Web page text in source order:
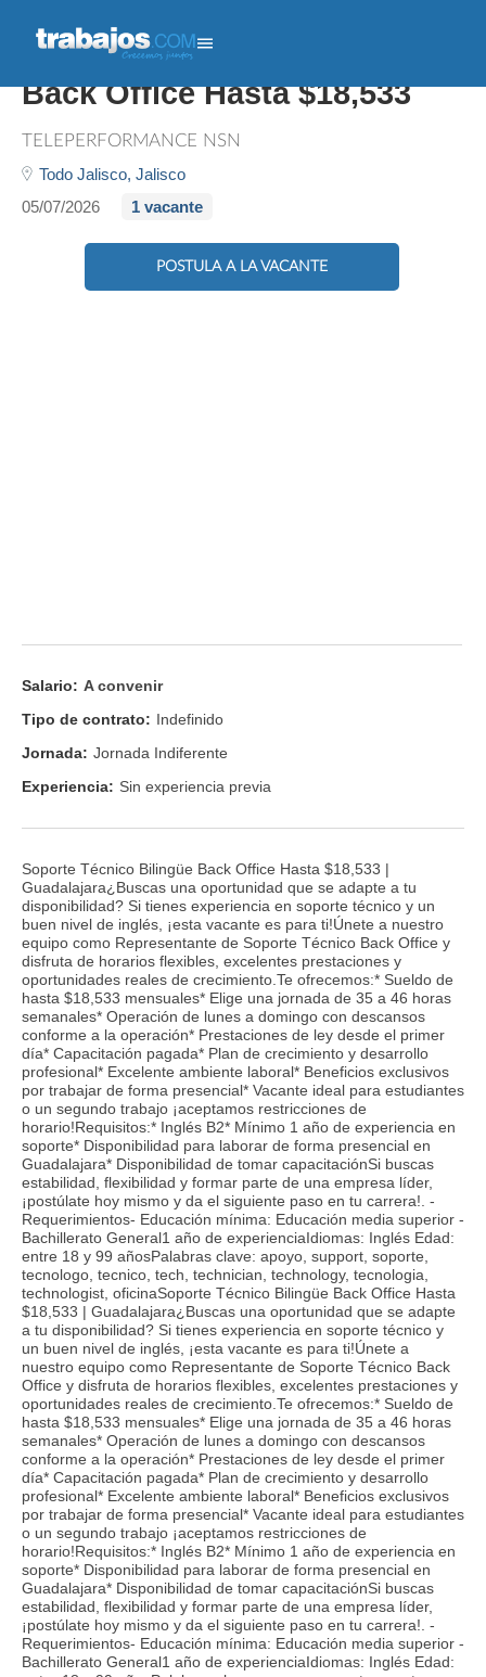
Soporte Técnico Bilingüe
Back Office Hasta $18,533
TELEPERFORMANCE NSN
Todo Jalisco, Jalisco
05/07/2026
1 vacante
POSTULA A LA VACANTE
Salario: A convenir
Tipo de contrato: Indefinido
Jornada: Jornada Indiferente
Experiencia: Sin experiencia previa
Soporte Técnico Bilingüe Back Office Hasta $18,533 |
Guadalajara¿Buscas una oportunidad que se adapte a tu
disponibilidad? Si tienes experiencia en soporte técnico y un
buen nivel de inglés, ¡esta vacante es para ti!Únete a nuestro
equipo como Representante de Soporte Técnico Back Office y
disfruta de horarios flexibles, excelentes prestaciones y
oportunidades reales de crecimiento.Te ofrecemos:* Sueldo de
hasta $18,533 mensuales* Elige una jornada de 35 a 46 horas
semanales* Operación de lunes a domingo con descansos
conforme a la operación* Prestaciones de ley desde el primer
día* Capacitación pagada* Plan de crecimiento y desarrollo
profesional* Excelente ambiente laboral* Beneficios exclusivos
por trabajar de forma presencial* Vacante ideal para estudiantes
o un segundo trabajo ¡aceptamos restricciones de
horario!Requisitos:* Inglés B2* Mínimo 1 año de experiencia en
soporte* Disponibilidad para laborar de forma presencial en
Guadalajara* Disponibilidad de tomar capacitaciónSi buscas
estabilidad, flexibilidad y formar parte de una empresa líder,
¡postúlate hoy mismo y da el siguiente paso en tu carrera!. -
Requerimientos- Educación mínima: Educación media superior -
Bachillerato General1 año de experienciaIdiomas: Inglés Edad:
entre 18 y 99 añosPalabras clave: apoyo, support, soporte,
tecnologo, tecnico, tech, technician, technology, tecnologia,
technologist, oficinaSoporte Técnico Bilingüe Back Office Hasta
$18,533 | Guadalajara¿Buscas una oportunidad que se adapte
a tu disponibilidad? Si tienes experiencia en soporte técnico y
un buen nivel de inglés, ¡esta vacante es para ti!Únete a
nuestro equipo como Representante de Soporte Técnico Back
Office y disfruta de horarios flexibles, excelentes prestaciones y
oportunidades reales de crecimiento.Te ofrecemos:* Sueldo de
hasta $18,533 mensuales* Elige una jornada de 35 a 46 horas
semanales* Operación de lunes a domingo con descansos
conforme a la operación* Prestaciones de ley desde el primer
día* Capacitación pagada* Plan de crecimiento y desarrollo
profesional* Excelente ambiente laboral* Beneficios exclusivos
por trabajar de forma presencial* Vacante ideal para estudiantes
o un segundo trabajo ¡aceptamos restricciones de
horario!Requisitos:* Inglés B2* Mínimo 1 año de experiencia en
soporte* Disponibilidad para laborar de forma presencial en
Guadalajara* Disponibilidad de tomar capacitaciónSi buscas
estabilidad, flexibilidad y formar parte de una empresa líder,
¡postúlate hoy mismo y da el siguiente paso en tu carrera!. -
Requerimientos- Educación mínima: Educación media superior -
Bachillerato General1 año de experienciaIdiomas: Inglés Edad: